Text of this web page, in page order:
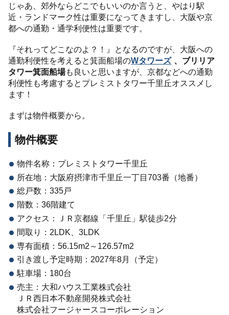
じゃあ、郊外ならどこでもいいのか言うと、やはり駅
近・ランドマーク性は重要になってきますし、大阪や京
都への通勤・通学利便性は重要です。
『それってどこなのよ？！』となるのですが、大阪への
通勤利便性を考えると箕面船場のWタワーズ 、 ブリリア
タワー箕面船場も良いと思いますが、京都などへの通勤
利便性も考慮するとプレミストタワー千里丘オススメし
ます！
まずは物件概要から。
物件概要
物件名称：プレミストタワー千里丘
所在地：大阪府摂津市千里丘一丁目703番（地番）
総戸数：335戸
階数：36階建て
アクセス：ＪＲ京都線「千里丘」駅徒歩2分
間取り：2LDK、3LDK
専有面積：56.15m2～126.57m2
引き渡し予定時期：2027年8月（予定）
駐車場：180台
売主：大和ハウス工業株式会社
ＪＲ西日本不動産開発株式会社
株式会社フージャースコーポレーション